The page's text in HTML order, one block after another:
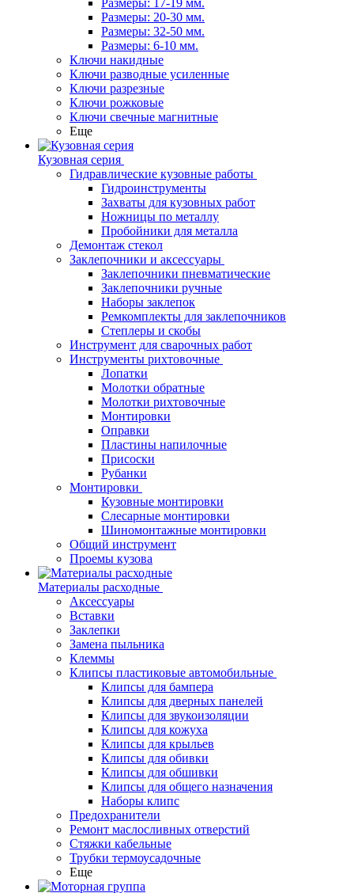
Размеры: 17-19 мм.
Размеры: 20-30 мм.
Размеры: 32-50 мм.
Размеры: 6-10 мм.
Ключи накидные
Ключи разводные усиленные
Ключи разрезные
Ключи рожковые
Ключи свечные магнитные
Еще
Кузовная серия
Гидравлические кузовные работы
Гидроинструменты
Захваты для кузовных работ
Ножницы по металлу
Пробойники для металла
Демонтаж стекол
Заклепочники и аксессуары
Заклепочники пневматические
Заклепочники ручные
Наборы заклепок
Ремкомплекты для заклепочников
Степлеры и скобы
Инструмент для сварочных работ
Инструменты рихтовочные
Лопатки
Молотки обратные
Молотки рихтовочные
Монтировки
Оправки
Пластины напилочные
Присоски
Рубанки
Монтировки
Кузовные монтировки
Слесарные монтировки
Шиномонтажные монтировки
Общий инструмент
Проемы кузова
Материалы расходные
Аксессуары
Вставки
Заклепки
Замена пыльника
Клеммы
Клипсы пластиковые автомобильные
Клипсы для бампера
Клипсы для дверных панелей
Клипсы для звукоизоляции
Клипсы для кожуха
Клипсы для крыльев
Клипсы для обивки
Клипсы для обшивки
Клипсы для общего назначения
Наборы клипс
Предохранители
Ремонт маслосливных отверстий
Стяжки кабельные
Трубки термоусадочные
Еще